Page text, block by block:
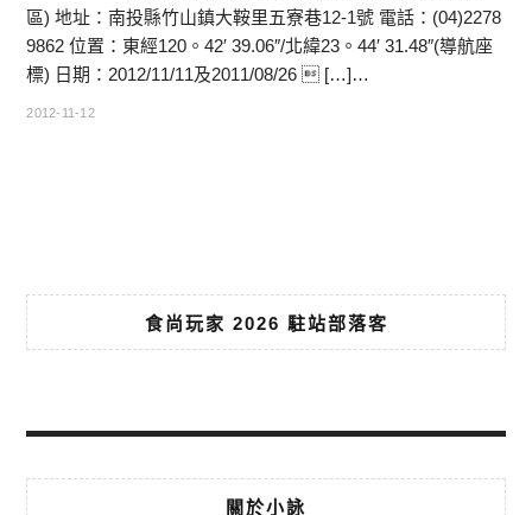
區) 地址：南投縣竹山鎮大鞍里五寮巷12-1號 電話：(04)2278
9862 位置：東經120。42′ 39.06″/北緯23。44′ 31.48″(導航座
標) 日期：2012/11/11及2011/08/26  […]…
2012-11-12
食尚玩家 2026 駐站部落客
關於小詠